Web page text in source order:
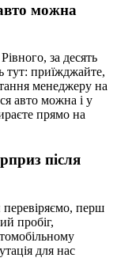
можна
за десять
тут: приїжджайте,
менеджеру на
авто можна і у
прямо на
після
перш
пробіг,
для нас